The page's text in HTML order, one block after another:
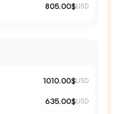
805.00$USD
1010.00$USD
635.00$USD